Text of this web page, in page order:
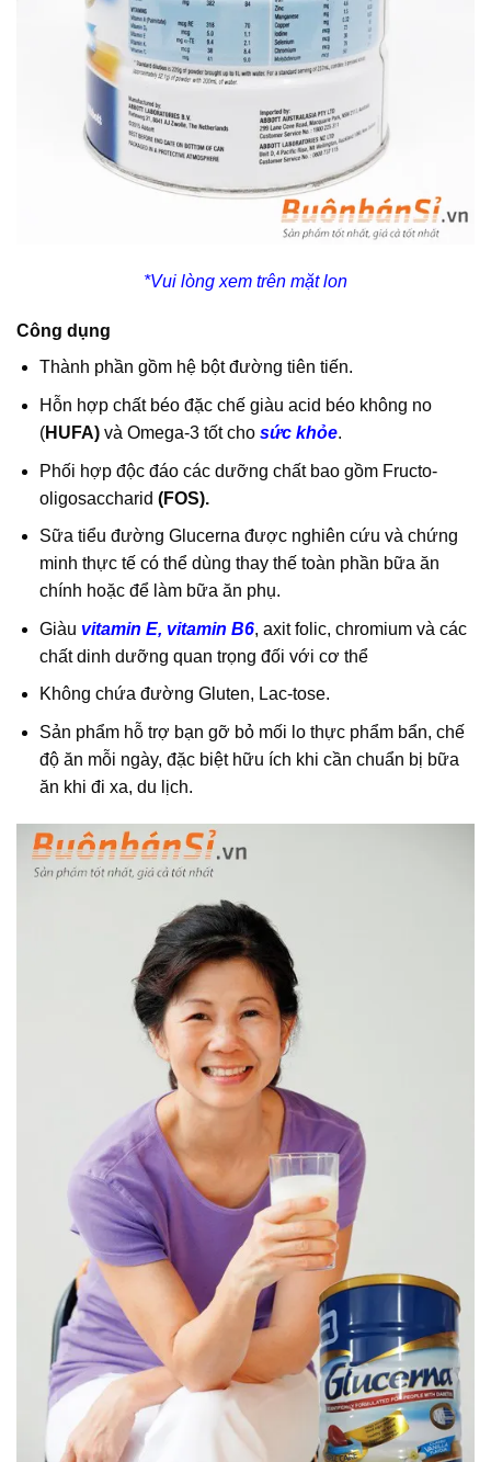
*Vui lòng xem trên mặt lon
Công dụng
Thành phần gồm hệ bột đường tiên tiến.
Hỗn hợp chất béo đặc chế giàu acid béo không no
(HUFA)và Omega-3 tốt cho sức khỏe.
Phối hợp độc đáo các dưỡng chất bao gồm Fructo-
oligosaccharid (FOS).
Sữa tiểu đường Glucerna được nghiên cứu và chứng
minh thực tế có thể dùng thay thế toàn phần bữa ăn
chính hoặc để làm bữa ăn phụ.
Giàu vitamin E, vitamin B6, axit folic, chromium và các
chất dinh dưỡng quan trọng đối với cơ thể
Không chứa đường Gluten, Lac-tose.
Sản phẩm hỗ trợ bạn gỡ bỏ mối lo thực phẩm bẩn, chế
độ ăn mỗi ngày, đặc biệt hữu ích khi cần chuẩn bị bữa
ăn khi đi xa, du lịch.